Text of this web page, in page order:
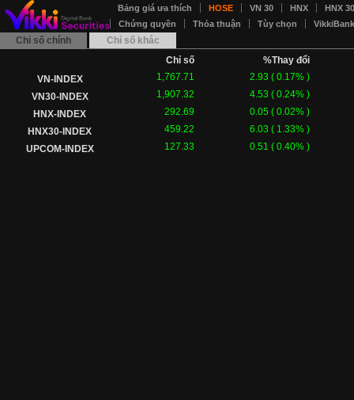
Bảng giá ưa thích HOSE VN 30 HNX
HNX
Chứng quyền
Thỏa thuận Tùy chọn
Chỉ số chính
Chỉ số khác
Chỉ số
%Thay đổi
VN-INDEX
1,767.71 2.93 ( 0.17% )
VN30-INDEX
1,907.32 4.53 ( 0.24% )
HNX-INDEX
292.69 0.05 ( 0.02% )
HNX30-INDEX
459.22 6.03 ( 1.33% )
UPCOM-INDEX
127.33 0.51 ( 0.40% )